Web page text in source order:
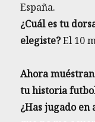
España.
¿Cuál es tu
elegiste?El 10
Ahora
tu historia
¿Has jugado